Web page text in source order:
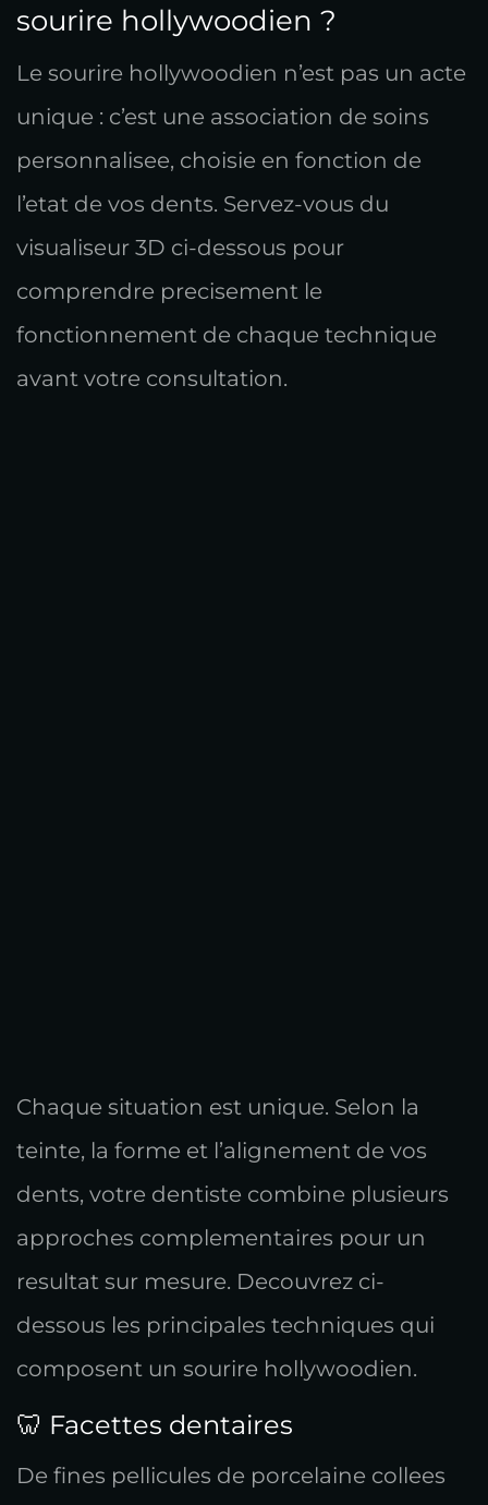
sourire hollywoodien ?
Le sourire hollywoodien n’est pas un acte
unique : c’est une association de soins
personnalisee, choisie en fonction de
l’etat de vos dents. Servez-vous du
visualiseur 3D ci-dessous pour
comprendre precisement le
fonctionnement de chaque technique
avant votre consultation.
Chaque situation est unique. Selon la
teinte, la forme et l’alignement de vos
dents, votre dentiste combine plusieurs
approches complementaires pour un
resultat sur mesure. Decouvrez ci-
dessous les principales techniques qui
composent un sourire hollywoodien.
🦷 Facettes dentaires
De fines pellicules de porcelaine collees